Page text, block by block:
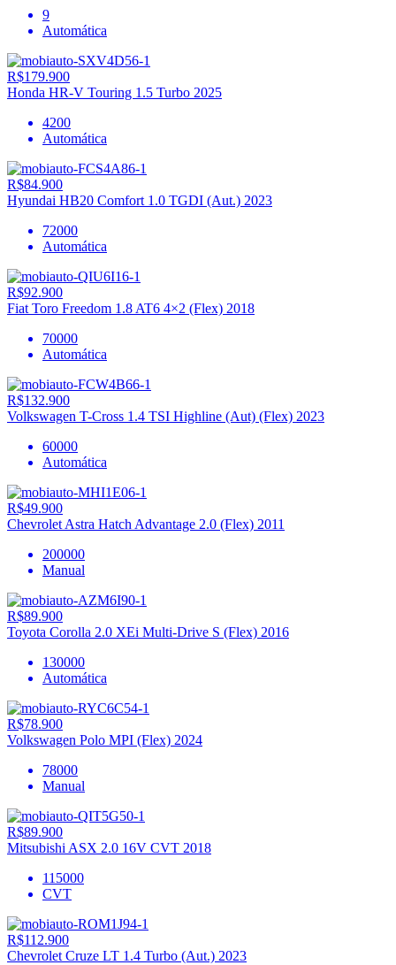
9
Automática
R$179.900
Honda HR-V Touring 1.5 Turbo 2025
4200
Automática
R$84.900
Hyundai HB20 Comfort 1.0 TGDI (Aut.) 2023
72000
Automática
R$92.900
Fiat Toro Freedom 1.8 AT6 4×2 (Flex) 2018
70000
Automática
R$132.900
Volkswagen T-Cross 1.4 TSI Highline (Aut) (Flex) 2023
60000
Automática
R$49.900
Chevrolet Astra Hatch Advantage 2.0 (Flex) 2011
200000
Manual
R$89.900
Toyota Corolla 2.0 XEi Multi-Drive S (Flex) 2016
130000
Automática
R$78.900
Volkswagen Polo MPI (Flex) 2024
78000
Manual
R$89.900
Mitsubishi ASX 2.0 16V CVT 2018
115000
CVT
R$112.900
Chevrolet Cruze LT 1.4 Turbo (Aut.) 2023